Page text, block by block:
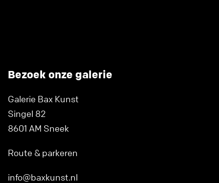
Bezoek onze galerie
Galerie Bax Kunst
Singel 82
8601 AM Sneek
Route & parkeren
info@baxkunst.nl